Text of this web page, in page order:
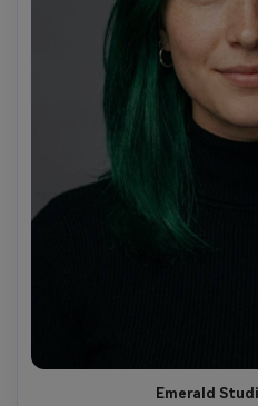
Emerald